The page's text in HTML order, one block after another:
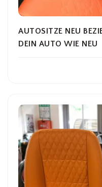
AUTOSITZE NEU
DEIN AUTO WIE NEU